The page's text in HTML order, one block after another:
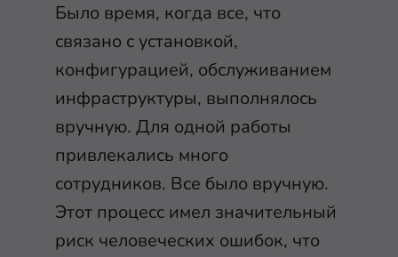
Было время, когда все, что
связано с установкой,
конфигурацией, обслуживанием
инфраструктуры, выполнялось
вручную. Для одной работы
привлекались много
сотрудников. Все было вручную.
Этот процесс имел значительный
риск человеческих ошибок, что